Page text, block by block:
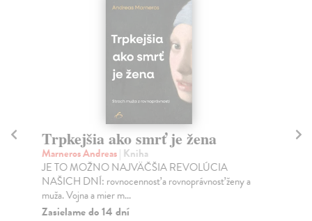
Trpkejšia ako smrť je žena
Marneros Andreas| Kniha
JE TO MOŽNO NAJVÄČŠIA REVOLÚCIA
NAŠICH DNÍ: rovnocennosť a rovnoprávnosť ženy a
muža. Vojna a mier m...
Zasielame do 14 dní